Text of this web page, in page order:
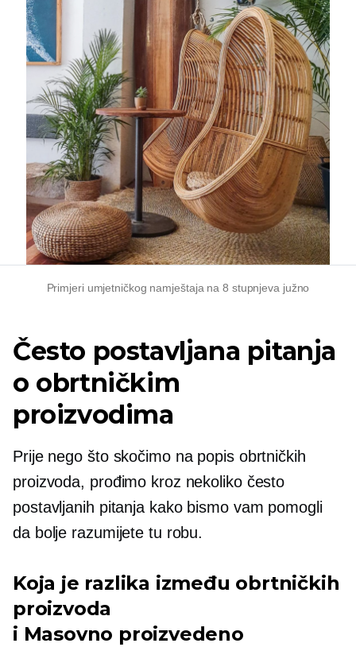
Primjeri umjetničkog namještaja na 8 stupnjeva južno
Često postavljana pitanja
o obrtničkim
proizvodima
Prije nego što skočimo na popis obrtničkih
proizvoda, prođimo kroz nekoliko često
postavljanih pitanja kako bismo vam pomogli
da bolje razumijete tu robu.
Koja je razlika između obrtničkih
proizvoda
i Masovno proizvedeno